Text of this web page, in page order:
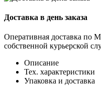
Доставка в день заказа
Оперативная доставка по
собственной курьерской
Описание
Тех. характеристики
Упаковка и доставка